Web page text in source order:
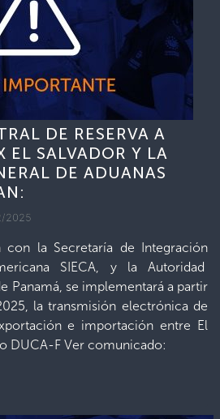
DE RESERVA A
EL SALVADOR Y LA
DE ADUANAS
2025
la Secretaría de Integración
SIECA, y la Autoridad
Panamá, se implementará a partir
la transmisión electrónica de
e importación entre El
DUCA-F Ver comunicado: